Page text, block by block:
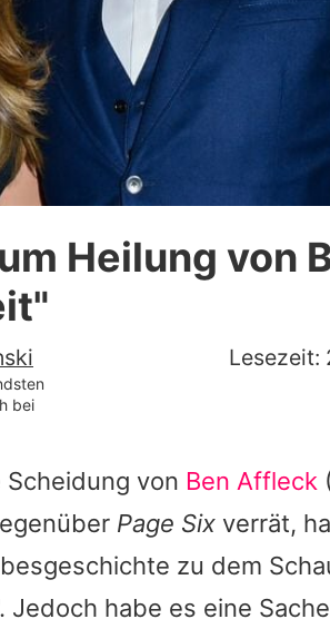
runterladen
Team
Richtlinien
verwalten
Heilung von
Lesezeit:
bei
von Ben Affleck
Page Six verrät,
zu dem
habe es eine